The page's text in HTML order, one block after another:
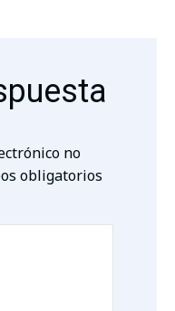
no
obligatorios